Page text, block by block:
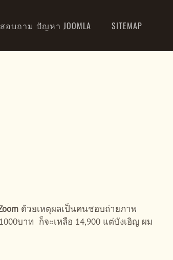
สอบถาม ปัญหา JOOMLA SITEMAP
ด้วยเหตุผลเป็นคนชอบถ่ายภาพ
บาท ก็จะเหลือ 14,900 แต่บังเอิญ ผม